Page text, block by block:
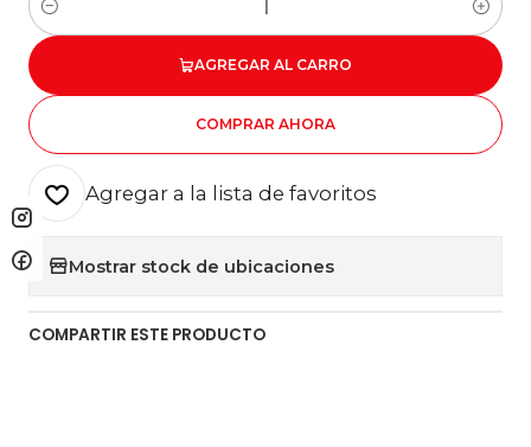
Cantidad
AGREGAR AL CARRO
COMPRAR AHORA
Agregar a la lista de favoritos
Mostrar stock de ubicaciones
COMPARTIR ESTE PRODUCTO